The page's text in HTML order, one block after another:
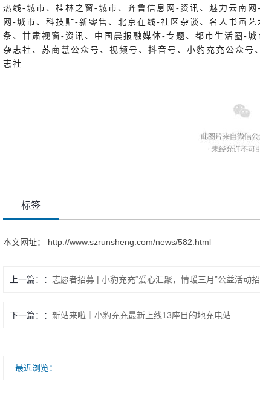
热线-城市、桂林之窗-城市、齐鲁信息网-资讯、魅力云南
网-城市、科技贴-新零售、北京在线-社区杂谈、名人书画
条、甘肃视窗-资讯、中国晨报融媒体-专题、都市生活圈-
杂志社、苏商慧公众号、视频号、抖音号、小豹充充公众
志社
标签
本文网址： http://www.szrunsheng.com/news/582.html
上一篇： 志愿者招募 | 小豹充充“爱心汇聚，情暖三月”公益活动
下一篇： 新站来啦｜小豹充充最新上线13座目的地充电站
最近浏览：